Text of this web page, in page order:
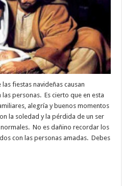
fiestas navideñas causan
personas. Es cierto que en esta
alegría y buenos momentos
la soledad y la pérdida de un ser
No es dañino recordar los
con las personas amadas. Debes